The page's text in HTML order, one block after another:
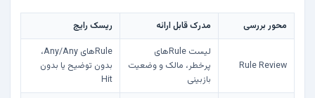
محور بررسی مدرک قابل ارائه ریسک رایج
Rule Review
لیست Ruleهای
پرخطر، مالک و وضعیت
بازبینی
Ruleهای Any/Any،
بدون توضیح یا بدون
Hit